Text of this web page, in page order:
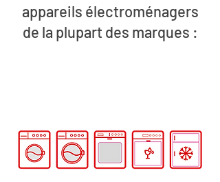
appareils électroménagers
de la plupart des marques :